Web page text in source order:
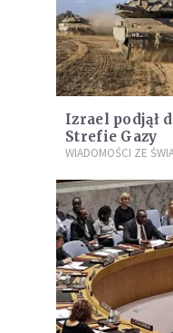
Izrael podjął
Strefie Gazy
WIADOMOŚCI ZE